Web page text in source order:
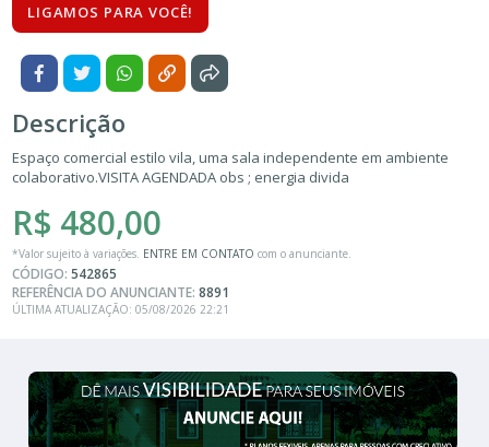
LIGAMOS PARA VOCÊ!
Descrição
Espaço comercial estilo vila, uma sala independente em ambiente
colaborativo.VISITA AGENDADA obs ; energia divida
R$ 480,00
*Valor sujeito à variações. ENTRE EM CONTATO com o anunciante.
CÓDIGO:542865
REFERÊNCIA DO ANUNCIANTE:8891
ÚLTIMA ATUALIZAÇÃO: 05/08/2026 22:21